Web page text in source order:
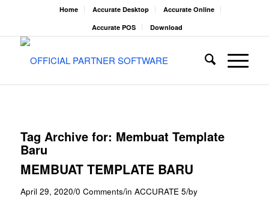
Home Accurate Desktop
Accurate Online
Accurate POS
Download
Tag Archive for: Membuat Template
Baru
MEMBUAT TEMPLATE BARU
April 29, 2020/0 Comments/in ACCURATE 5/by